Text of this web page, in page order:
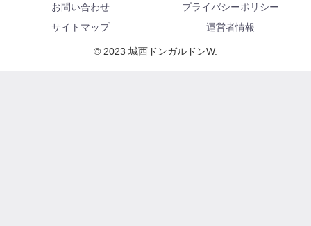
お問い合わせ
プライバシーポリシー
サイトマップ
運営者情報
© 2023 城西ドンガルドンW.